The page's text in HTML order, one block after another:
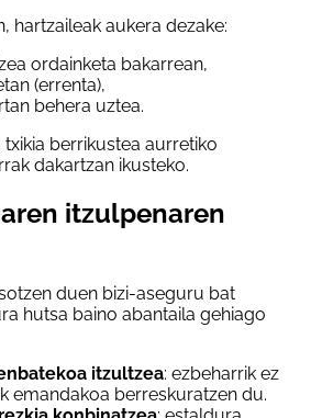
hartzaileak aukera dezake:
ordainketa bakarrean,
(errenta),
behera uztea.
berrikustea aurretiko
dakartzan ikusteko.
itzulpenaren
duen bizi-aseguru bat
hutsa baino abantaila gehiago
itzultzea: ezbeharrik ez
emandakoa berreskuratzen du.